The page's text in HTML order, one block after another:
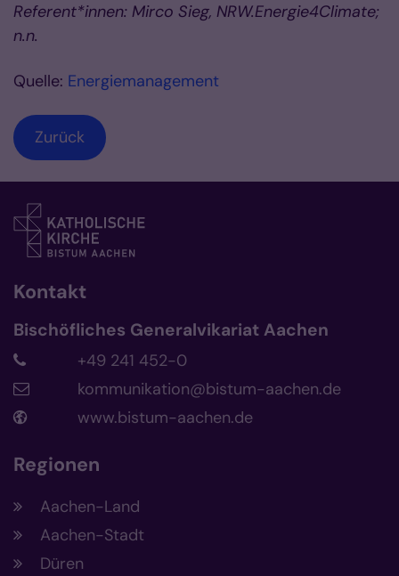
Referent*innen: Mirco Sieg, NRW.Energie4Climate;
n.n.
Quelle: Energiemanagement
Zurück
Kontakt
Bischöfliches Generalvikariat Aachen
+49 241 452-0
kommunikation@bistum-aachen.de
www.bistum-aachen.de
Regionen
Aachen-Land
Aachen-Stadt
Düren